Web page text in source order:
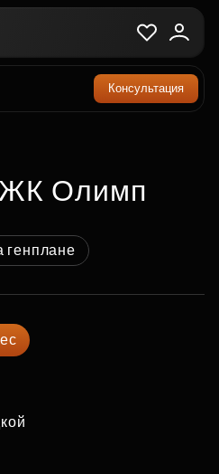
Консультация
ЖК Олимп
генплане